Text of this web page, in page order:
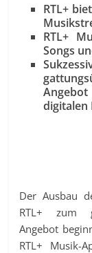
RTL+
RTL+
Songs
digitalen
Der Ausbau
RTL+ zum
Angebot
RTL+ Musik-